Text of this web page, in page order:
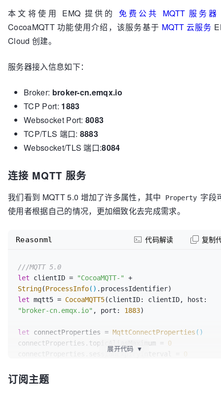
本文将使用 EMQ 提供的 免费公共 MQTT 服务器
CocoaMQTT 功能使用介绍，该服务基于 MQTT 云服务
Cloud 创建。
服务器接入信息如下：
Broker: broker-cn.emqx.io
TCP Port: 1883
Websocket Port:8083
TCP/TLS 端口: 8883
Websocket/TLS 端口:8084
连接 MQTT 服务
我们看到 MQTT 5.0 增加了许多属性，其中 Property 字段
使用者根据自己的情况，更加细致化去完成需求。
///MQTT 5.0
let clientID = "CocoaMQTT-"
String(ProcessInfo()
let mqtt5 = CocoaMQTT5
"broker-cn.emqx.io" , port: 1883)
let connectProperties = MqttConnectProperties ()
connectProperties.topicAliasMaximum = 0
connectProperties.sessionExpiryInterval =
0
connectProperties.maximumPacketSize =
mqtt5.connectProperties = connectProperties
Reasonml 代码解读 复制
展开代码 ▼
订阅主题